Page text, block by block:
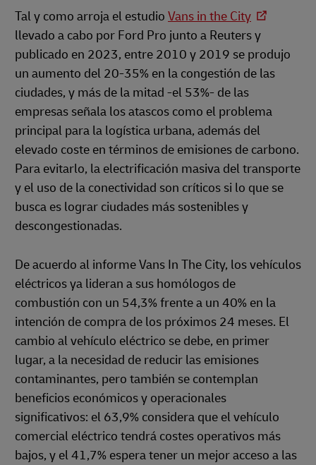
Tal y como arroja el estudio Vans in the City
llevado a cabo por Ford Pro junto a Reuters y
publicado en 2023, entre 2010 y 2019 se produjo
un aumento del 20-35% en la congestión de las
ciudades, y más de la mitad -el 53%- de las
empresas señala los atascos como el problema
principal para la logística urbana, además del
elevado coste en términos de emisiones de carbono.
Para evitarlo, la electrificación masiva del transporte
y el uso de la conectividad son críticos si lo que se
busca es lograr ciudades más sostenibles y
descongestionadas.
De acuerdo al informe Vans In The City, los vehículos
eléctricos ya lideran a sus homólogos de
combustión con un 54,3% frente a un 40% en la
intención de compra de los próximos 24 meses. El
cambio al vehículo eléctrico se debe, en primer
lugar, a la necesidad de reducir las emisiones
contaminantes, pero también se contemplan
beneficios económicos y operacionales
significativos: el 63,9% considera que el vehículo
comercial eléctrico tendrá costes operativos más
bajos, y el 41,7% espera tener un mejor acceso a las